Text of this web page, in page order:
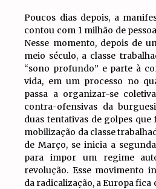
Poucos dias depois, a
contou com 1 milhão de
Nesse momento, depois de
meio século, a classe
“sono profundo” e parte à
vida, em um processo no
passa a organizar-se
contra-ofensivas da
duas tentativas de golpes que
mobilização da classe
de Março, se inicia a
para impor um regime
revolução. Esse movimento
da radicalização, a Europa fica